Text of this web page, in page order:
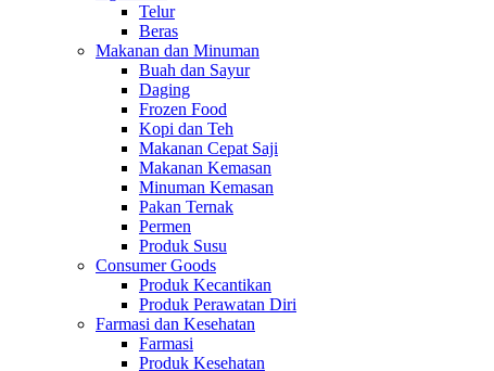
Telur
Beras
Makanan dan Minuman
Buah dan Sayur
Daging
Frozen Food
Kopi dan Teh
Makanan Cepat Saji
Makanan Kemasan
Minuman Kemasan
Pakan Ternak
Permen
Produk Susu
Consumer Goods
Produk Kecantikan
Produk Perawatan Diri
Farmasi dan Kesehatan
Farmasi
Produk Kesehatan